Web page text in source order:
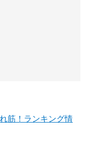
筋！ランキング情